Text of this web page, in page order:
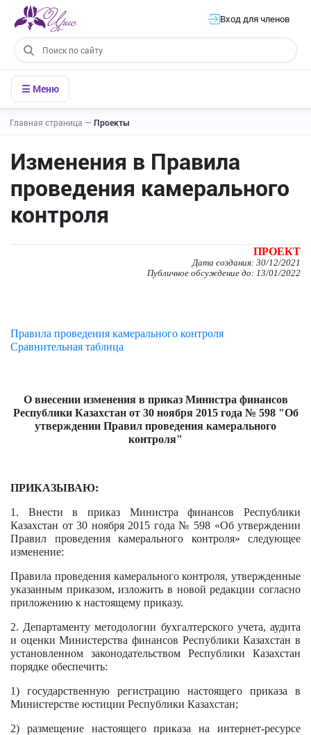
Вход для членов
☰ Меню
Главная страница — Проекты
Изменения в Правила
проведения камерального
контроля
ПРОЕКТ
Дата создания: 30/12/2021
Публичное обсуждение до: 13/01/2022
Правила проведения камерального контроля
Сравнительная таблица
О внесении изменения в приказ Министра финансов
Республики Казахстан от 30 ноября 2015 года № 598 "Об
утверждении Правил проведения камерального
контроля"
ПРИКАЗЫВАЮ:
1. Внести в приказ Министра финансов Республики
Казахстан от 30 ноября 2015 года № 598 «Об утверждении
Правил проведения камерального контроля» следующее
изменение:
Правила проведения камерального контроля, утвержденные
указанным приказом, изложить в новой редакции согласно
приложению к настоящему приказу.
2. Департаменту методологии бухгалтерского учета, аудита
и оценки Министерства финансов Республики Казахстан в
установленном законодательством Республики Казахстан
порядке обеспечить:
1) государственную регистрацию настоящего приказа в
Министерстве юстиции Республики Казахстан;
2) размещение настоящего приказа на интернет-ресурсе